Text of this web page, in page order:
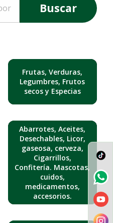
Buscar
Frutas, Verduras,
Legumbres, Frutos
secos y Especias
Abarrotes, Aceites,
Desechables, Licor,
gaseosa, cerveza,
Cigarrillos,
Confitería. Mascotas,
cuidos,
medicamentos,
accesorios.